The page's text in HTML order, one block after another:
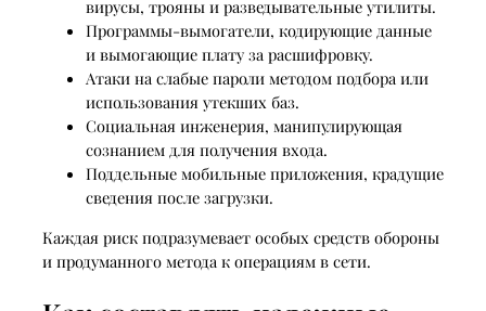
вирусы, трояны и разведывательные утилиты.
Программы-вымогатели, кодирующие данные
и вымогающие плату за расшифровку.
Атаки на слабые пароли методом подбора или
использования утекших баз.
Социальная инженерия, манипулирующая
сознанием для получения входа.
Поддельные мобильные приложения, крадущие
сведения после загрузки.
Каждая риск подразумевает особых средств обороны
и продуманного метода к операциям в сети.